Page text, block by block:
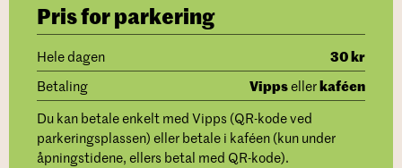
Pris for parkering
Hele dagen 30 kr
Betaling Vippsellerkaféen
Du kan betale enkelt med Vipps (QR-kode ved
parkeringsplassen) eller betale i kaféen (kun under
åpningstidene, ellers betal med QR-kode).